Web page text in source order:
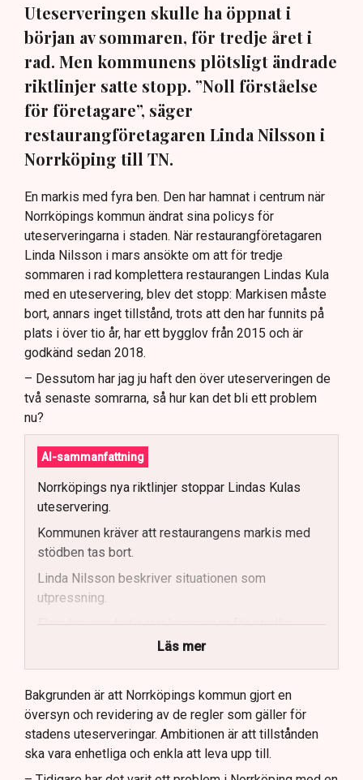
Uteserveringen skulle ha öppnat i
början av sommaren, för tredje året i
rad. Men kommunens plötsligt ändrade
riktlinjer satte stopp. ”Noll förståelse
för företagare”, säger
restaurangföretagaren Linda Nilsson i
Norrköping till TN.
En markis med fyra ben. Den har hamnat i centrum när
Norrköpings kommun ändrat sina policys för
uteserveringarna i staden. När restaurangföretagaren
Linda Nilsson i mars ansökte om att för tredje
sommaren i rad komplettera restaurangen Lindas Kula
med en uteservering, blev det stopp: Markisen måste
bort, annars inget tillstånd, trots att den har funnits på
plats i över tio år, har ett bygglov från 2015 och är
godkänd sedan 2018.
– Dessutom har jag ju haft den över uteserveringen de
två senaste somrarna, så hur kan det bli ett problem
nu?
AI-sammanfattning
Norrköpings nya riktlinjer stoppar Lindas Kulas
uteservering.
Kommunen kräver att restaurangens markis med
stödben tas bort.
Linda Nilsson beskriver situationen som
utpressning.
Flera krögare kritiserar kommunen för otydlig
Kommunen vill skapa enhetliga regler för
uteserveringar.
Lindas Kula ställer in uteserveringen för
sommaren.
Läs mer
Bakgrunden är att Norrköpings kommun gjort en
översyn och revidering av de regler som gäller för
stadens uteserveringar. Ambitionen är att tillstånden
ska vara enhetliga och enkla att leva upp till.